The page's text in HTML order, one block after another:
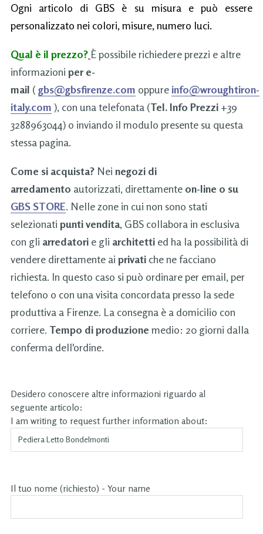
Ogni articolo di GBS è su misura e può essere
personalizzato nei colori, misure, numero luci.
Qual è il prezzo? È possibile richiedere prezzi e altre
informazioni per e-
mail ( gbs@gbsfirenze.com oppure info@wroughtiron-
italy.com ), con una telefonata (Tel. Info Prezzi +39
3288963044) o inviando il modulo presente su questa
stessa pagina.
Come si acquista? Nei negozi di
arredamento autorizzati, direttamente on-line o su
GBS STORE. Nelle zone in cui non sono stati
selezionati punti vendita, GBS collabora in esclusiva
con gli arredatori e gli architetti ed ha la possibilità di
vendere direttamente ai privati che ne facciano
richiesta. In questo caso si può ordinare per email, per
telefono o con una visita concordata presso la sede
produttiva a Firenze. La consegna è a domicilio con
corriere. Tempo di produzione medio: 20 giorni dalla
conferma dell'ordine.
Desidero conoscere altre informazioni riguardo al
seguente articolo:
I am writing to request further information about:
Il tuo nome (richiesto) - Your name